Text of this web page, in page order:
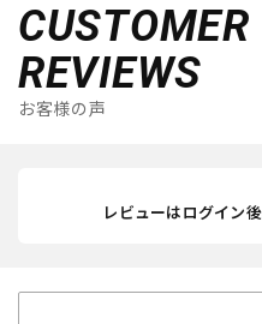
CUSTOMER
REVIEWS
お客様の声
レビューはログイン